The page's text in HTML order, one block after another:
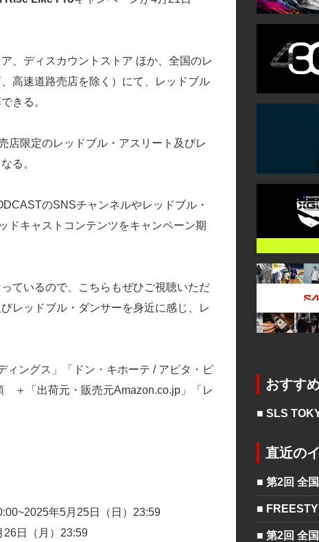
、ディスカウントストア ほか、全国のレ
高速道路売店を除く）にて、レッドブル
きる。
店限定のレッドブル・アスリート及びレ
る。
のSNSチャンネルやレッドブル・
ドキャストコンテンツをキャンペーン期
ているので、こちらもぜひご視聴いただ
レッドブル・ダンサーを身近に感じ、レ
ングス」「ドン・キホーテ / アピタ・ピ
＋「出荷元・販売元Amazon.co.jp」「レ
年5月25日（日）23:59
26日（月）23:59
おすす
■ SLS
直近の
■ 第2回 全
■
■ 第2回 全